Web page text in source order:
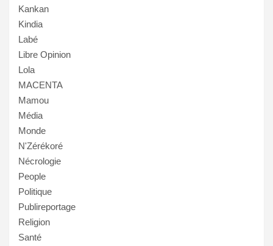
Kankan
Kindia
Labé
Libre Opinion
Lola
MACENTA
Mamou
Média
Monde
N'Zérékoré
Nécrologie
People
Politique
Publireportage
Religion
Santé